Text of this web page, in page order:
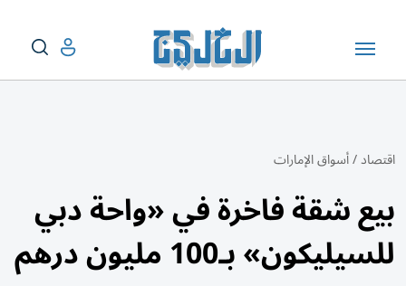
اقتصاد/أسواق الإمارات
بيع شقة فاخرة في «واحة دبي
للسيليكون» بـ100 مليون درهم